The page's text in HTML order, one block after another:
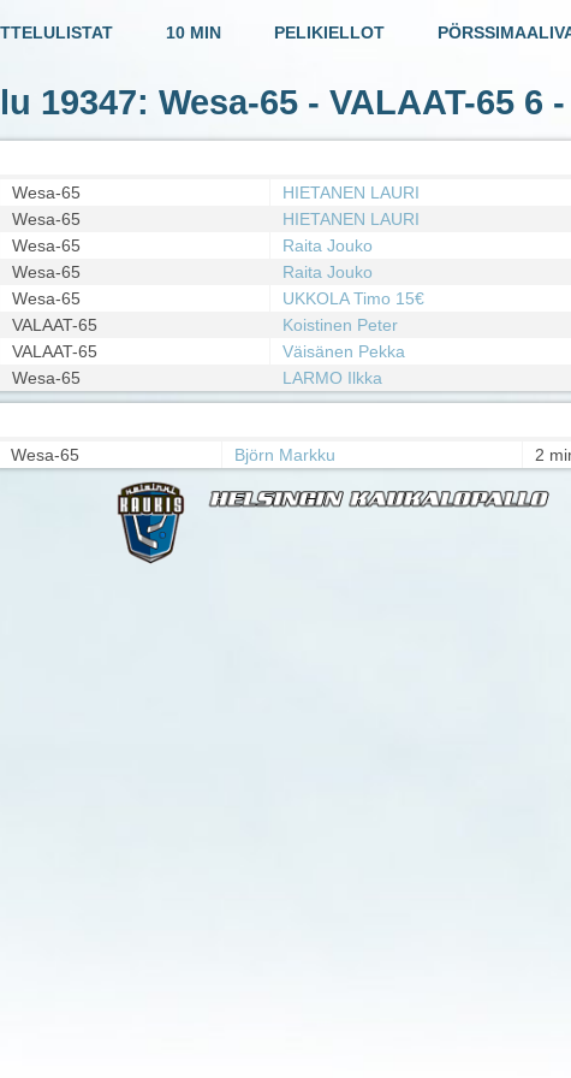
10 MIN PELIKIELLOT
19347: Wesa-65 - VALAAT-65 6
Wesa-65
HIETANEN LAURI
Wesa-65
HIETANEN LAURI
Wesa-65
Raita Jouko
Wesa-65
Raita Jouko
Wesa-65
UKKOLA Timo 15€
VALAAT-65
Koistinen Peter
VALAAT-65
Väisänen Pekka
Wesa-65
LARMO Ilkka
Wesa-65
Björn Markku 2